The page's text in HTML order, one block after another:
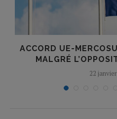
ACCORD UE-
MALGRÉ
22